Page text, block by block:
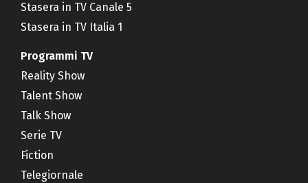
Stasera in TV Canale 5
Stasera in TV Italia 1
Programmi TV
Reality Show
Talent Show
Talk Show
Serie TV
Fiction
Telegiornale